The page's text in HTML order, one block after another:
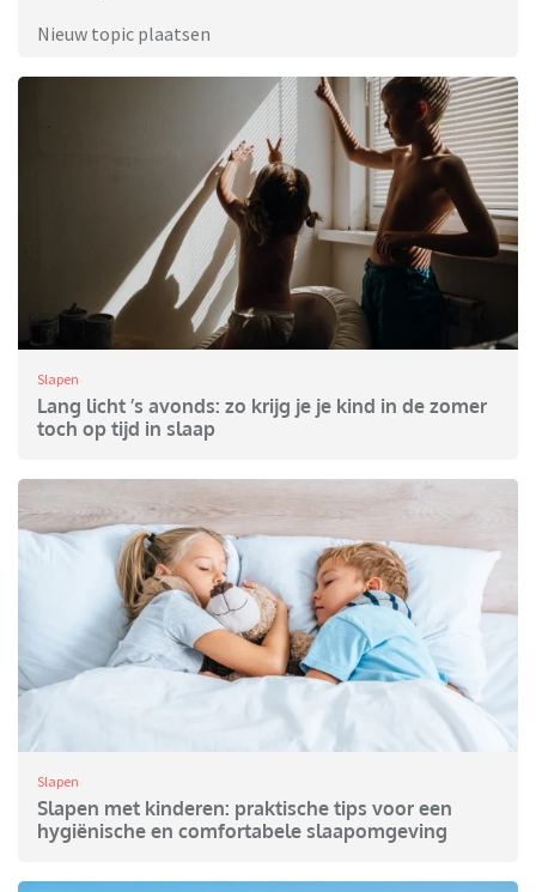
Nieuw topic plaatsen
Slapen
Lang licht ’s avonds: zo krijg je je kind in de zomer
toch op tijd in slaap
Slapen
Slapen met kinderen: praktische tips voor een
hygiënische en comfortabele slaapomgeving